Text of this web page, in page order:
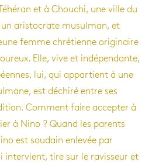
et à Chouchi, une ville du
aristocrate musulman, et
femme chrétienne originaire
Elle, vive et indépendante,
lui, qui appartient à une
est déchiré entre ses
Comment faire accepter à
à Nino ? Quand les parents
est soudain enlevée par
intervient, tire sur le ravisseur et